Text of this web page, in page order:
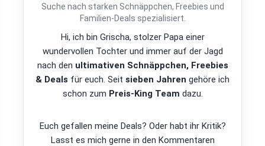
Suche nach starken Schnäppchen, Freebies und
Familien-Deals spezialisiert.
Hi, ich bin Grischa, stolzer Papa einer
wundervollen Tochter und immer auf der Jagd
nach den ultimativen Schnäppchen, Freebies
& Deals für euch. Seit sieben Jahren gehöre ich
schon zum Preis-King Team dazu.
Euch gefallen meine Deals? Oder habt ihr Kritik?
Lasst es mich gerne in den Kommentaren